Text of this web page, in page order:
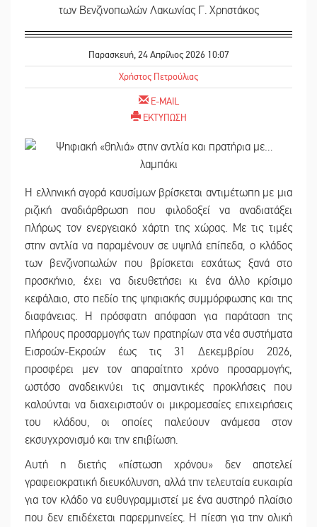
των Βενζινοπωλών Λακωνίας Γ. Χρηστάκος
Παρασκευή, 24 Απρίλιος 2026 10:07
Χρήστος Πετρούλιας
E-MAIL
ΕΚΤΥΠΩΣΗ
Η ελληνική αγορά καυσίμων βρίσκεται αντιμέτωπη με μια
ριζική αναδιάρθρωση που φιλοδοξεί να αναδιατάξει
πλήρως τον ενεργειακό χάρτη της χώρας. Με τις τιμές
στην αντλία να παραμένουν σε υψηλά επίπεδα, ο κλάδος
των βενζινοπωλών που βρίσκεται εσχάτως ξανά στο
προσκήνιο, έχει να διευθετήσει κι ένα άλλο κρίσιμο
κεφάλαιο, στο πεδίο της ψηφιακής συμμόρφωσης και της
διαφάνειας. Η πρόσφατη απόφαση για παράταση της
πλήρους προσαρμογής των πρατηρίων στα νέα συστήματα
Εισροών-Εκροών έως τις 31 Δεκεμβρίου 2026,
προσφέρει μεν τον απαραίτητο χρόνο προσαρμογής,
ωστόσο αναδεικνύει τις σημαντικές προκλήσεις που
καλούνται να διαχειριστούν οι μικρομεσαίες επιχειρήσεις
του κλάδου, οι οποίες παλεύουν ανάμεσα στον
εκσυγχρονισμό και την επιβίωση.
Αυτή η διετής «πίστωση χρόνου» δεν αποτελεί
γραφειοκρατική διευκόλυνση, αλλά την τελευταία ευκαιρία
για τον κλάδο να ευθυγραμμιστεί με ένα αυστηρό πλαίσιο
που δεν επιδέχεται παρερμηνείες. Η πίεση για την ολική